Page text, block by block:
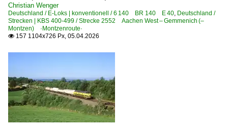
L24 Tongern – Montzen – Visé (–Aachen West)
Unternehmen
Deutschland
Dieselloks | 92 80
1 215 BR 215 DB V 163
2021
2022
2025
Christian Wenger
Deutschland / E-Loks | konventionell / 6 140 BR 140 E 40, Deutschland /
Strecken | KBS 400-499 / Strecke 2552 Aachen West – Gemmenich (–
Montzen) ·Montzenroute·
 157 1104x726 Px, 05.04.2026